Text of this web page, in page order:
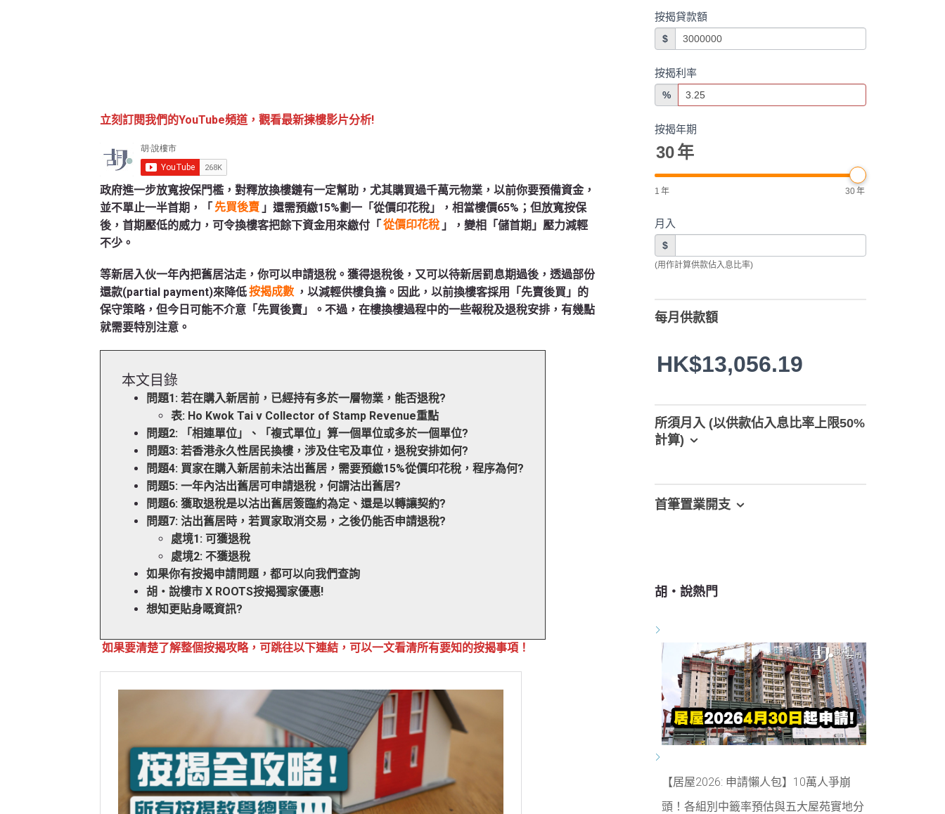
立刻訂閱我們的YouTube頻道，觀看最新揀樓影片分析!
政府進一步放寬按保門檻，對釋放換樓鏈有一定幫助，尤其購買過千萬元物業，以前你要預備資金，
並不單止一半首期，「 先買後賣 」還需預繳15%劃一「從價印花稅」，相當樓價65%；但放寬按保
後，首期壓低的威力，可令換樓客把餘下資金用來繳付「 從價印花稅 」，變相「儲首期」壓力減輕
不少。
等新居入伙一年內把舊居沽走，你可以申請退稅。獲得退稅後，又可以待新居罰息期過後，透過部份
還款(partial payment)來降低按揭成數 ，以減輕供樓負擔。因此，以前換樓客採用「先賣後買」的
保守策略，但今日可能不介意「先買後賣」。不過，在樓換樓過程中的一些報稅及退稅安排，有幾點
就需要特別注意。
本文目錄
問題1: 若在購入新居前，已經持有多於一層物業，能否退稅?
表: Ho Kwok Tai v Collector of Stamp Revenue重點
問題2: 「相連單位」、「複式單位」算一個單位或多於一個單位?
問題3: 若香港永久性居民換樓，涉及住宅及車位，退稅安排如何?
問題4: 買家在購入新居前未沽出舊居，需要預繳15%從價印花稅，程序為何?
問題5: 一年內沽出舊居可申請退稅，何謂沽出舊居?
問題6: 獲取退稅是以沽出舊居簽臨約為定、還是以轉讓契約?
問題7: 沽出舊居時，若買家取消交易，之後仍能否申請退稅?
處境1: 可獲退稅
處境2: 不獲退稅
如果你有按揭申請問題，都可以向我們查詢
胡‧說樓市 X ROOTS按揭獨家優惠!
想知更貼身嘅資訊?
如果要清楚了解整個按揭攻略，可跳往以下連結，可以一文看清所有要知的按揭事項！
按揭貸款額
$
按揭利率
%
按揭年期
30年
1 年 30年
月入
$
(用作計算供款佔入息比率)
每月供款額
HK$13,056.19
所須月入 (以供款佔入息比率上限50%
計算)
首筆置業開支
胡‧說熱門
【居屋2026: 申請懶人包】10萬人爭崩
頭！各組別中籤率預估與五大屋苑實地分